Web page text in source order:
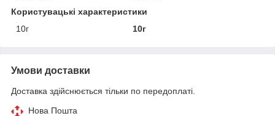
Користувацькі характеристики
10г
10г
Умови доставки
Доставка здійснюється тільки по передоплаті.
Нова Пошта